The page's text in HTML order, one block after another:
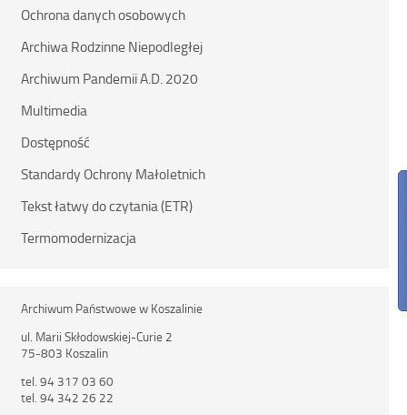
Ochrona danych osobowych
Archiwa Rodzinne Niepodległej
Archiwum Pandemii A.D. 2020
Multimedia
Dostępność
Standardy Ochrony Małoletnich
Tekst łatwy do czytania (ETR)
Termomodernizacja
Archiwum Państwowe w Koszalinie
ul. Marii Skłodowskiej-Curie 2
75-803 Koszalin
tel. 94 317 03 60
tel. 94 342 26 22